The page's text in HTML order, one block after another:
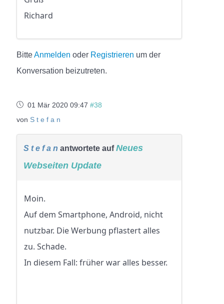
Richard
BitteAnmelden oder Registrieren um der
Konversation beizutreten.
01 Mär 2020 09:47 #38
von S t e f a n
S t e f a n antwortete aufNeues
Webseiten Update
Moin.
Auf dem Smartphone, Android, nicht
nutzbar. Die Werbung pflastert alles
zu. Schade.
In diesem Fall: früher war alles besser.